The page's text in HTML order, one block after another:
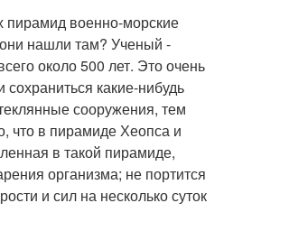
пирамид военно-морские
нашли там? Ученый -
около 500 лет. Это очень
какие-нибудь
сооружения, тем
что в пирамиде Хеопса и
в такой пирамиде,
организма; не портится
и сил на несколько суток